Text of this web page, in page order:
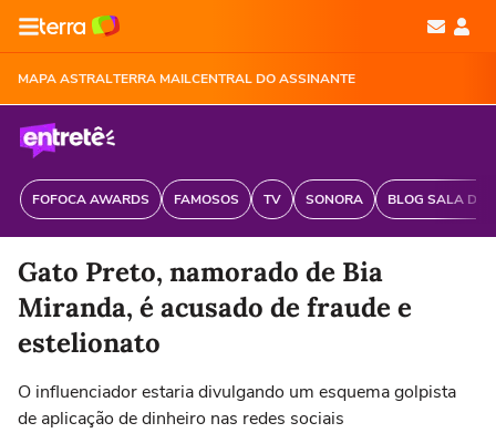
MAPA ASTRALTERRA MAILCENTRAL DO ASSINANTE
FOFOCA AWARDS FAMOSOS TV SONORA BLOG SALA DE
Gato Preto, namorado de Bia
Miranda, é acusado de fraude e
estelionato
O influenciador estaria divulgando um esquema golpista
de aplicação de dinheiro nas redes sociais